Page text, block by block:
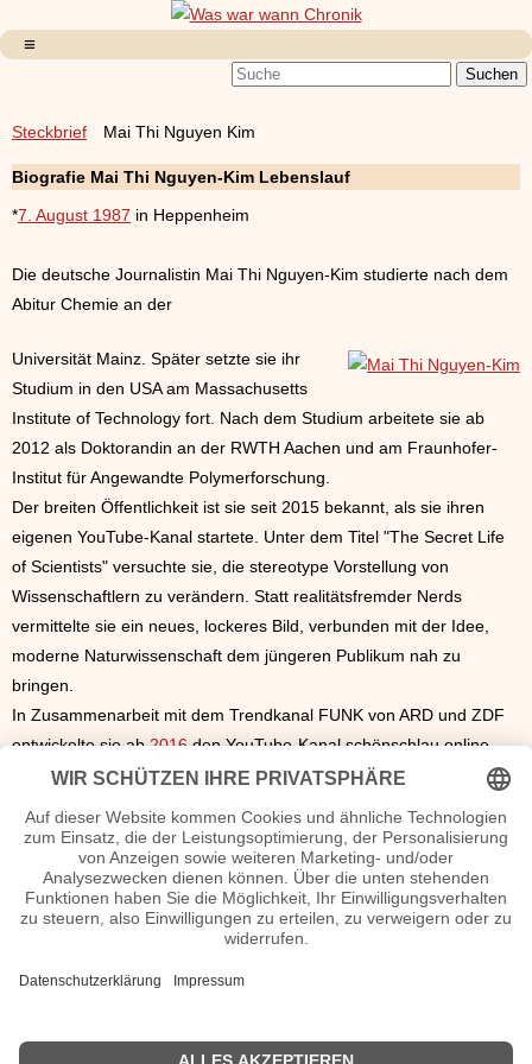
Steckbrief Mai Thi Nguyen Kim
Biografie Mai Thi Nguyen-Kim Lebenslauf
*7. August 1987 in Heppenheim
Die deutsche Journalistin Mai Thi Nguyen-Kim studierte nach dem
Abitur Chemie an der
Universität Mainz. Später setzte sie ihr
Studium in den USA am Massachusetts
Institute of Technology fort. Nach dem Studium arbeitete sie ab
2012 als Doktorandin an der RWTH Aachen und am Fraunhofer-
Institut für Angewandte Polymerforschung.
Der breiten Öffentlichkeit ist sie seit 2015 bekannt, als sie ihren
eigenen YouTube-Kanal startete. Unter dem Titel "The Secret Life
of Scientists" versuchte sie, die stereotype Vorstellung von
Wissenschaftlern zu verändern. Statt realitätsfremder Nerds
vermittelte sie ein neues, lockeres Bild, verbunden mit der Idee,
moderne Naturwissenschaft dem jüngeren Publikum nah zu
bringen.
In Zusammenarbeit mit dem Trendkanal FUNK von ARD und ZDF
entwickelte sie ab2016den YouTube-Kanal schönschlau online,
der später in maiLab umbenannt wurde. Außerdem gehört sie
Terra X und arbeitet zudem als Moderatorin bei der
Wissensendung Quarks. im Jahre 2021 erhielt sie den Grimme-
Preis für das Online-Magazin FUNK
n.n.v. - Die offizielle Mai Thi Nguyen-Kim Homepage / X / Instagram